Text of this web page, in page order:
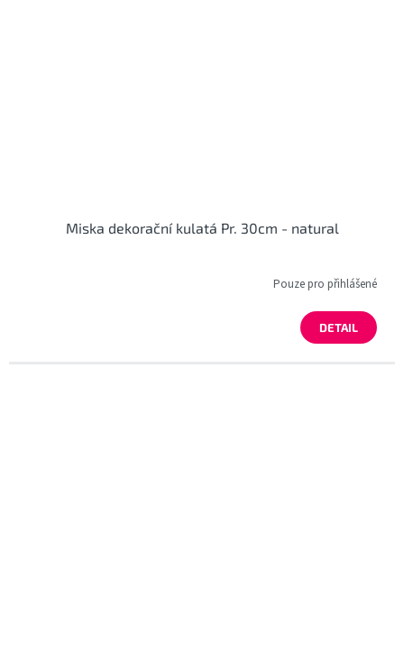
Miska dekorační kulatá Pr. 30cm - natural
Pouze pro přihlášené
DETAIL